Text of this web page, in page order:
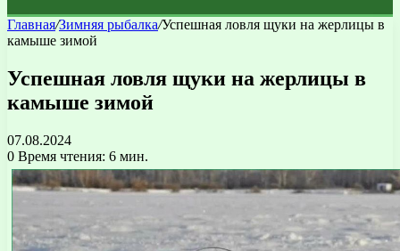
Главная/Зимняя рыбалка/Успешная ловля щуки на жерлицы в
камыше зимой
Успешная ловля щуки на жерлицы в
камыше зимой
07.08.2024
0 Время чтения: 6 мин.